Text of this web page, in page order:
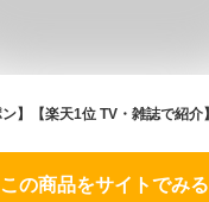
この商品をサイトでみる